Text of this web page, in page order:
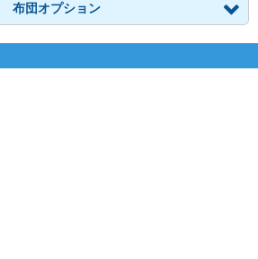
布団オプション